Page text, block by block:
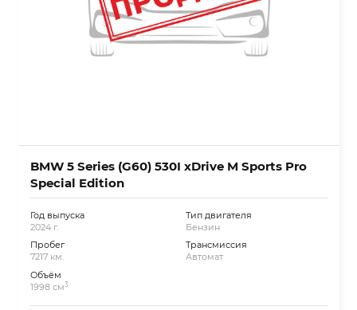
BMW 5 Series (G60) 530I xDrive M Sports Pro
Special Edition
Год выпуска
2024 г.
Пробег
7217 км.
Объём
1998 см3
Тип двигателя
Бензин
Трансмиссия
Автомат